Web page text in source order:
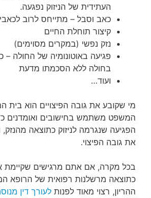
העתידית של הניזוק נפגעה.
כאב וסבל – מתייחס לרוב
קיצור תוחלת החיים
נזק נפשי (במקרים מסוימים)
פגיעה באוטונומיה של החולה –
בחולה ללא הסכמתו מדעת
ועוד…
מי שקובע את גובה הפיצויים הוא בית
המשפט משתמש בחישובים ואומדנים
הפגיעה שנגרמה לניזוק כתוצאה
את גובה הפיצוי.
בכל מקרה, אם אתם מרגישים שקיימת
כתוצאה מרשלנות רפואית של הרופא
ההריון, רצוי מאוד לפנות לעורך דין